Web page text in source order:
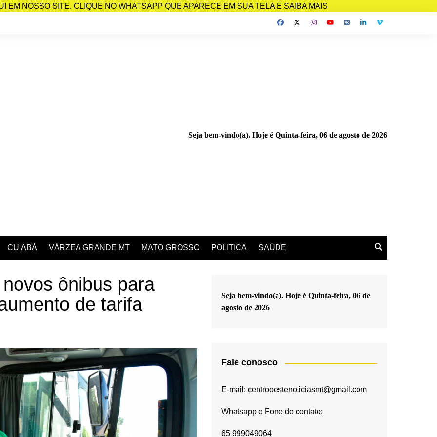
EM NOSSO SITE. CLIQUE NO WHATSAPP QUE APARECE EM SUA TELA E SAIBA MAIS
Seja bem-vindo(a). Hoje é Quinta-feira, 06 de agosto de 2026
CUIABÁ VÁRZEA GRANDE MT MATO GROSSO POLITICA SAÚDE
ônibus para
de tarifa
Seja bem-vindo(a). Hoje é Quinta-feira, 06 de
agosto de 2026
Fale conosco
E-mail: centrooestenoticiasmt@gmail.com
Whatsapp e Fone de contato:
65 999049064